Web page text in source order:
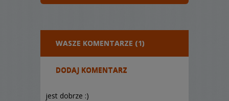
WASZE KOMENTARZE (1)
DODAJ KOMENTARZ
jest dobrze :)